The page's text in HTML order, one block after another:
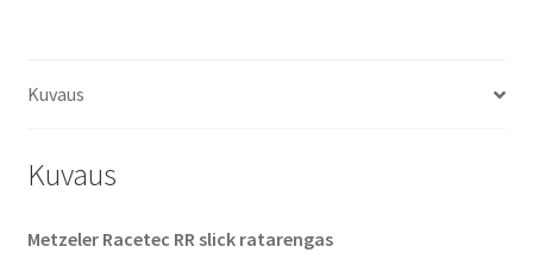
(taka)
Kuvaus
Kuvaus
Metzeler Racetec RR slick ratarengas